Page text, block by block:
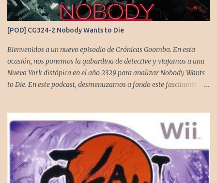
[POD] CG324-2 Nobody Wants to Die
Bienvenidos a un nuevo episodio de Crónicas Goomba. En esta
ocasión, nos ponemos la gabardina de detective y viajamos a una
Nueva York distópica en el año 2329 para analizar Nobody Wants
to Die. En este podcast, desmenuzamos a fondo este fascinante
@flagstaad quien pasó el título en PS5 y junto a @GoombaVictor
nos cuenta sus impresiones y vivencias. El juego está disponible
para XBS, PS5 y PC. No sobra comentarles que necesitamos su
apoyo al seguirnos en: Spotify YouTube. Muchas gracias a todos
los que nos agregan a sus plataformas de podcast y nos dejan
comentarios en nuestras diferentes redes. Twitter -